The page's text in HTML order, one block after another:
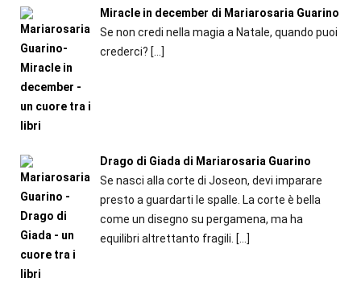
Miracle in december di Mariarosaria Guarino
Se non credi nella magia a Natale, quando puoi
crederci? […]
Drago di Giada di Mariarosaria Guarino
Se nasci alla corte di Joseon, devi imparare
presto a guardarti le spalle. La corte è bella
come un disegno su pergamena, ma ha
equilibri altrettanto fragili. […]